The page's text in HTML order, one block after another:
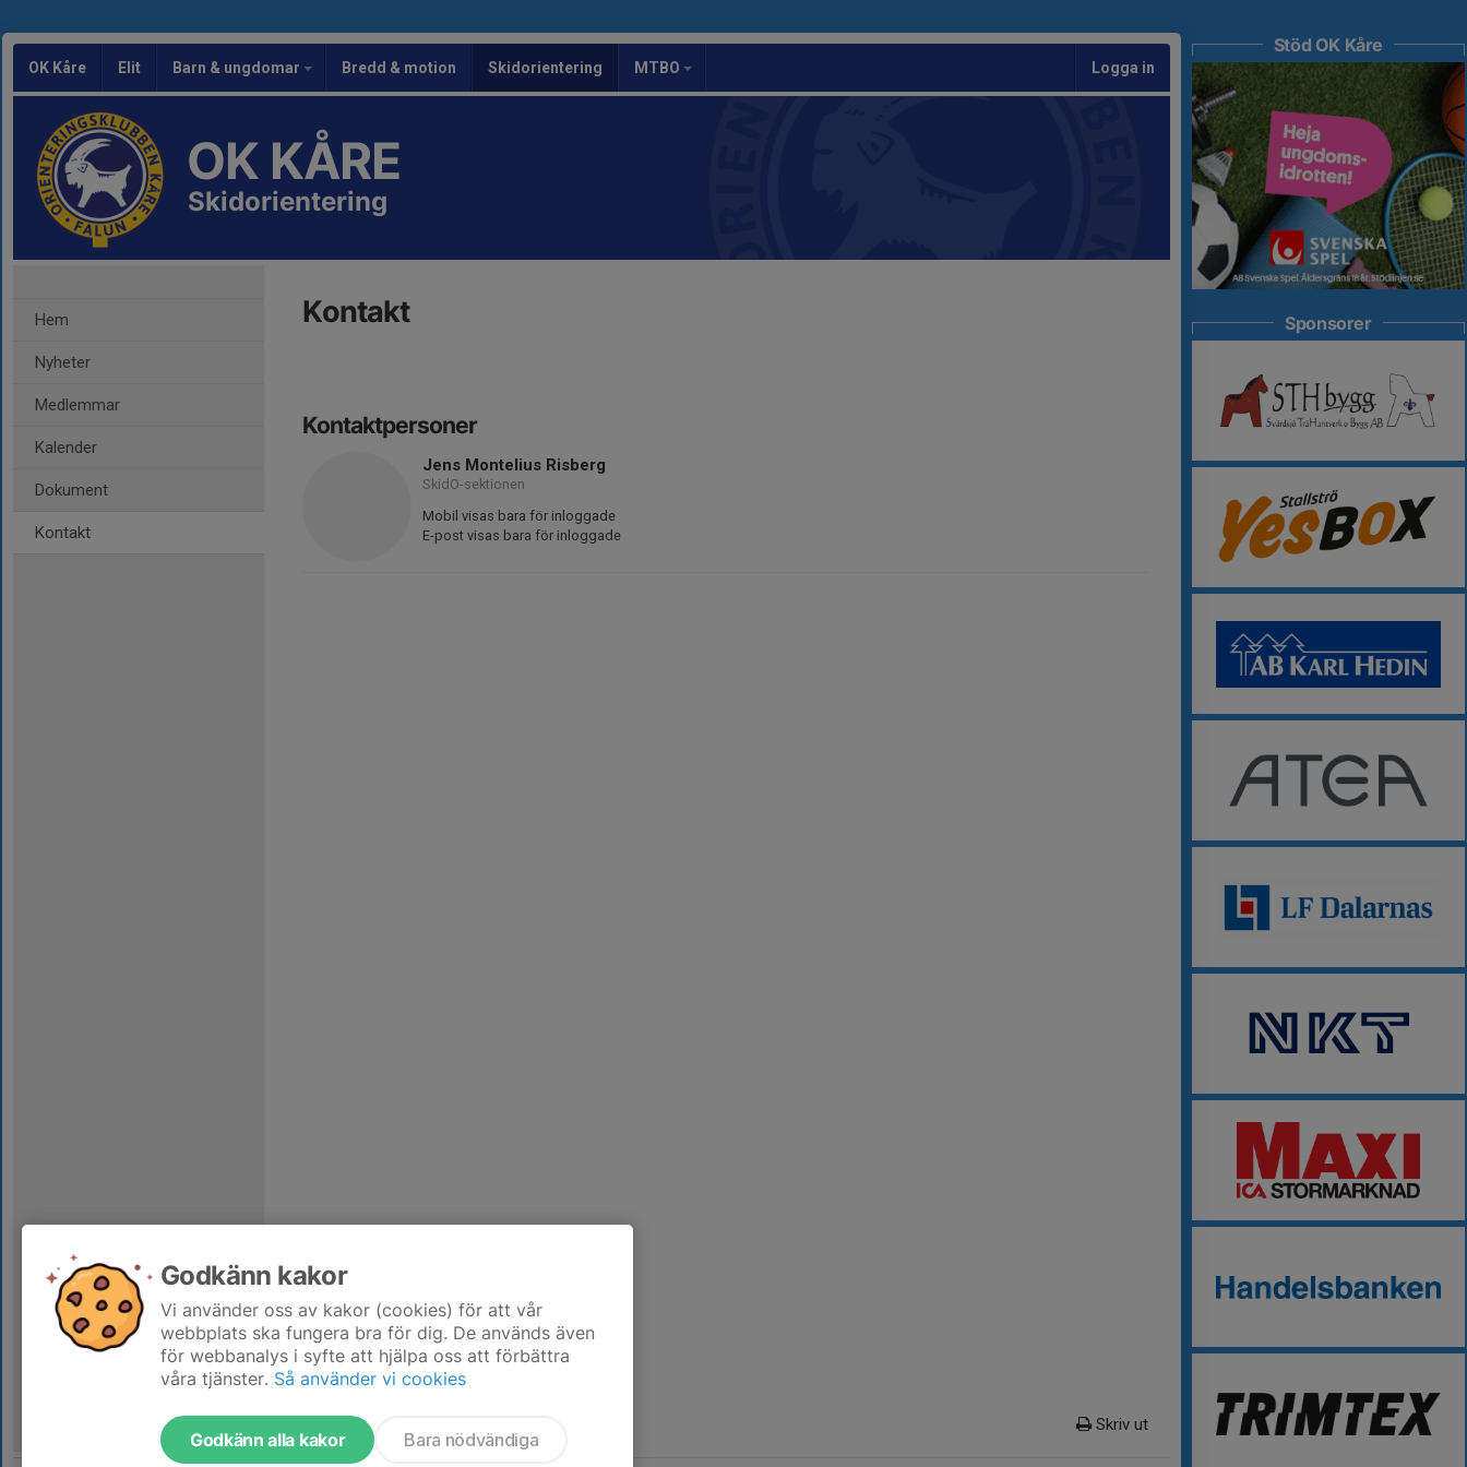
OK Kåre Elit Barn & ungdomar Bredd & motion Skidorientering MTBO Logga in
OK KÅRE
Skidorientering
Hem
Nyheter
Medlemmar
Kalender
Dokument
Kontakt
Kontakt
Kontaktpersoner
Jens Montelius Risberg
SkidO-sektionen
Mobil visas bara för inloggade
E-post visas bara för inloggade
Skriv ut
Stöd OK Kåre
Sponsorer
Godkänn kakor
Vi använder oss av kakor (cookies) för att vår
webbplats ska fungera bra för dig. De används även
för webbanalys i syfte att hjälpa oss att förbättra
våra tjänster. Så använder vi cookies
Godkänn alla kakor Bara nödvändiga